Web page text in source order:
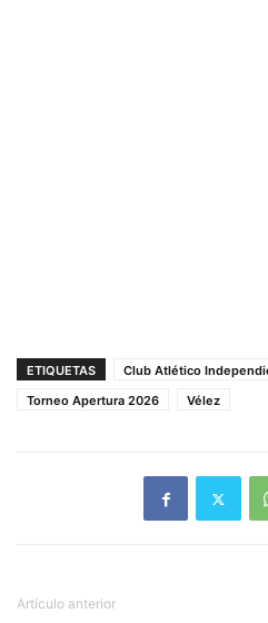
ETIQUETAS Club Atlético
Torneo Apertura 2026
Vélez
Artículo anterior